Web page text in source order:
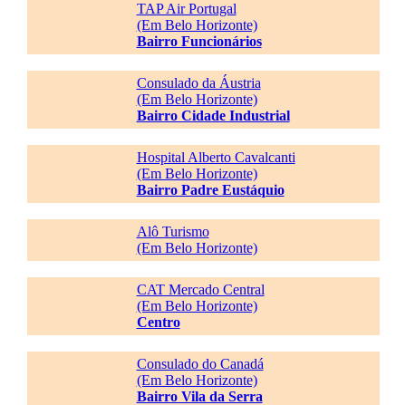
TAP Air Portugal
(Em Belo Horizonte)
Bairro Funcionários
Consulado da Áustria
(Em Belo Horizonte)
Bairro Cidade Industrial
Hospital Alberto Cavalcanti
(Em Belo Horizonte)
Bairro Padre Eustáquio
Alô Turismo
(Em Belo Horizonte)
CAT Mercado Central
(Em Belo Horizonte)
Centro
Consulado do Canadá
(Em Belo Horizonte)
Bairro Vila da Serra